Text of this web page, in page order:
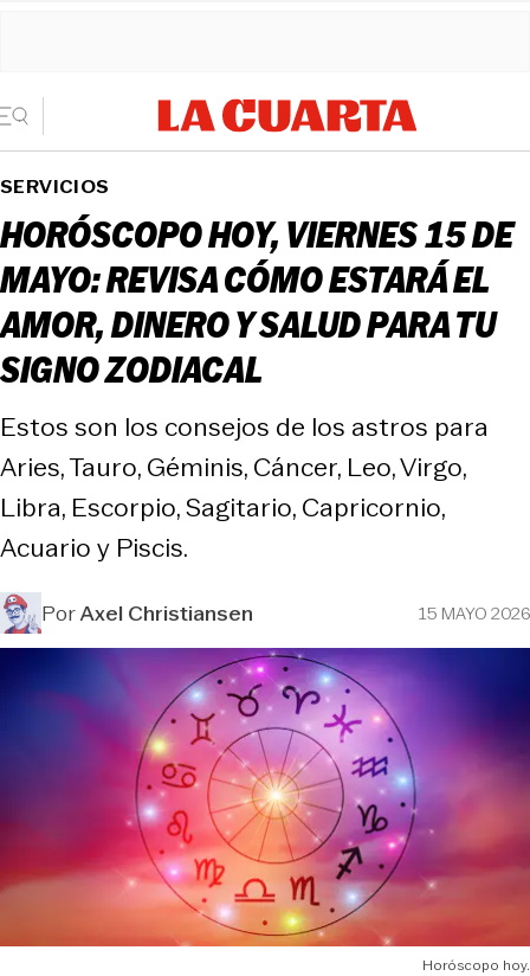
SERVICIOS
HORÓSCOPO HOY, VIERNES 15 DE
MAYO: REVISA CÓMO ESTARÁ EL
AMOR, DINERO Y SALUD PARA TU
SIGNO ZODIACAL
Estos son los consejos de los astros para
Aries, Tauro, Géminis, Cáncer, Leo, Virgo,
Libra, Escorpio, Sagitario, Capricornio,
Acuario y Piscis.
PorAxel Christiansen 15 MAYO 2026
Horóscopo hoy.